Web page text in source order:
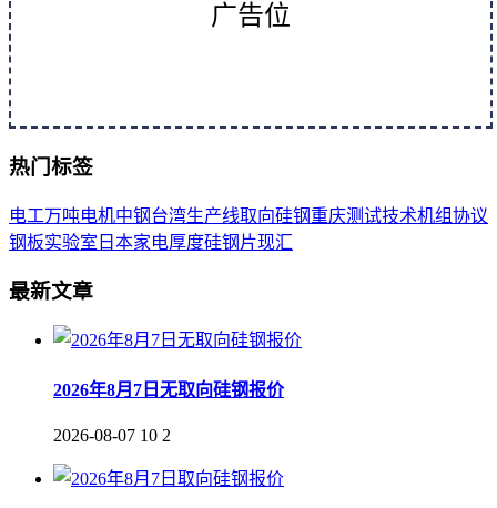
广告位
热门标签
电工万吨电机中钢台湾生产线取向硅钢重庆测试技术机组协议
钢板实验室 日本家电厚度硅钢片现汇
最新文章
2026年8月7日无取向硅钢报价
2026-08-07 10 2